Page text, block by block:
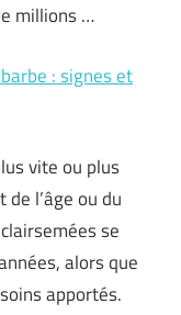
millions …
: signes et
vite ou plus
l’âge ou du
se
alors que
apportés.